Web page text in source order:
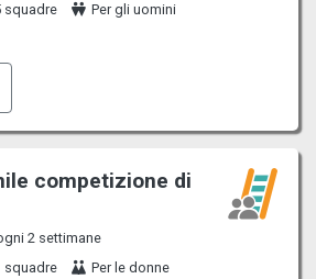
squadre
Per gli uomini
competizione di
2 settimane
squadre
Per le donne